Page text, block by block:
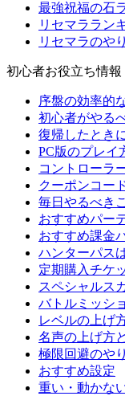
最強祝福の石
リセマララン
リセマラのや
初心者お役立ち情報
序盤の効率的
初心者がやる
復帰したとき
PC版のプレイ
コントローラ
クーポンコー
毎日やるべき
おすすめパー
おすすめ課金
ハンターパス
定期購入チケ
スペシャルス
バトルミッシ
レベルの上げ
名声の上げ方
極限回避のや
おすすめ設定
重い・動かな